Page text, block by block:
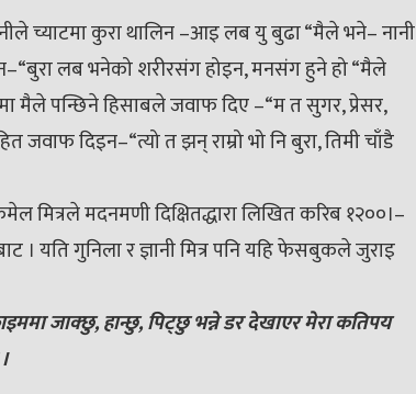
च्याटमा कुरा थालिन –आइ लब यु बुढा “मैले भने– नानी
लब भनेको शरीरसंग होइन, मनसंग हुने हो “मैले
मैले पन्छिने हिसाबले जवाफ दिए –“म त सुगर, प्रेसर,
दिइन–“त्यो त झन् राम्रो भो नि बुरा, तिमी चाँडै
मित्रले मदनमणी दिक्षितद्धारा लिखित करिब १२००।–
। यति गुनिला र ज्ञानी मित्र पनि यहि फेसबुकले जुराइ
जाक्छु, हान्छु, पिट्छु भन्ने डर देखाएर मेरा कतिपय